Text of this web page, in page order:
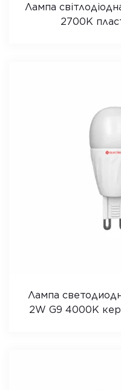
Лампа
2700K
Лампа
2W G9 4000K